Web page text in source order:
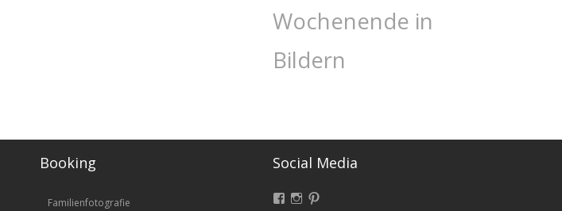
Wochenende in
Bildern
Booking
Familienfotografie
Social Media
Facebook
Instagram
Pinterest